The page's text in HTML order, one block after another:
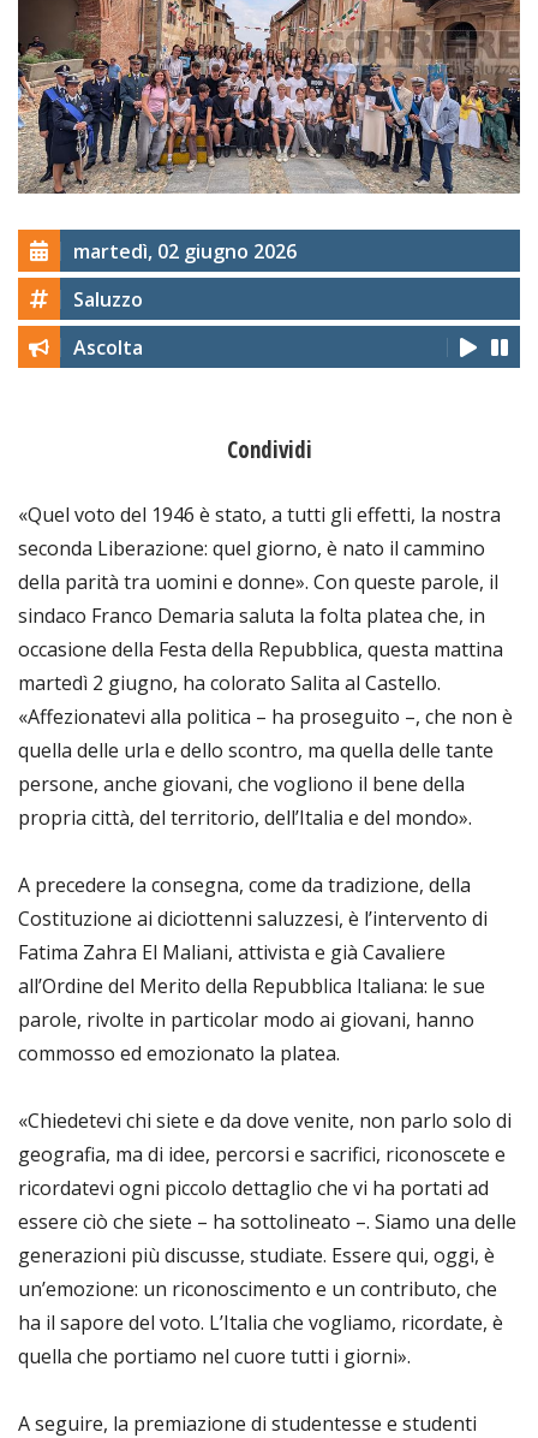
martedì, 02 giugno 2026
Saluzzo
Ascolta
Condividi
«Quel voto del 1946 è stato, a tutti gli effetti, la nostra
seconda Liberazione: quel giorno, è nato il cammino
della parità tra uomini e donne». Con queste parole, il
sindaco Franco Demaria saluta la folta platea che, in
occasione della Festa della Repubblica, questa mattina
martedì 2 giugno, ha colorato Salita al Castello.
«Affezionatevi alla politica – ha proseguito –, che non è
quella delle urla e dello scontro, ma quella delle tante
persone, anche giovani, che vogliono il bene della
propria città, del territorio, dell’Italia e del mondo».
A precedere la consegna, come da tradizione, della
Costituzione ai diciottenni saluzzesi, è l’intervento di
Fatima Zahra El Maliani, attivista e già Cavaliere
all’Ordine del Merito della Repubblica Italiana: le sue
parole, rivolte in particolar modo ai giovani, hanno
commosso ed emozionato la platea.
«Chiedetevi chi siete e da dove venite, non parlo solo di
geografia, ma di idee, percorsi e sacrifici, riconoscete e
ricordatevi ogni piccolo dettaglio che vi ha portati ad
essere ciò che siete – ha sottolineato –. Siamo una delle
generazioni più discusse, studiate. Essere qui, oggi, è
un’emozione: un riconoscimento e un contributo, che
ha il sapore del voto. L’Italia che vogliamo, ricordate, è
quella che portiamo nel cuore tutti i giorni».
A seguire, la premiazione di studentesse e studenti